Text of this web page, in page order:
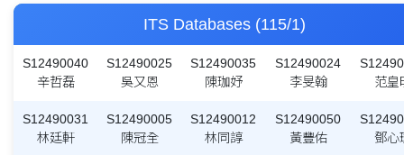
ITS Databases (115/1)
S12490040
辛哲磊
S12490025
吳又恩
S12490035
陳珈妤
S12490024
李旻翰
范皇
S12490031
林廷軒
S12490005
陳冠全
S12490012
林同諄
S12490050
黃豐佑
鄧心